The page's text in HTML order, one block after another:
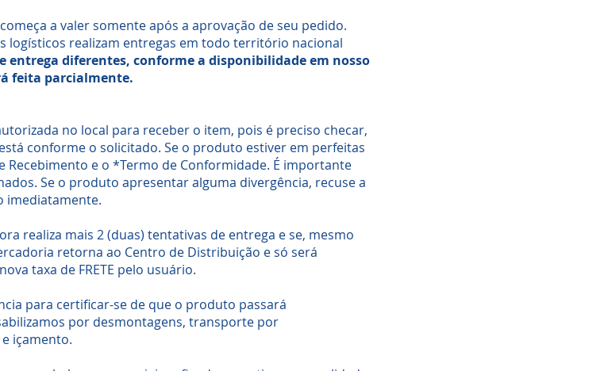
a valer somente após a aprovação de seu pedido.
logísticos realizam entregas em todo território nacional
entrega diferentes, conforme a disponibilidade em nosso
feita parcialmente.
no local para receber o item, pois é preciso checar,
conforme o solicitado. Se o produto estiver em perfeitas
Recebimento e o *Termo de Conformidade. É importante
Se o produto apresentar alguma divergência, recuse a
imediatamente.
realiza mais 2 (duas) tentativas de entrega e se, mesmo
retorna ao Centro de Distribuição e só será
taxa de FRETE pelo usuário.
para certificar-se de que o produto passará
por desmontagens, transporte por
içamento.